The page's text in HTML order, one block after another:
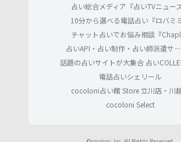
占い総合メディア『占いTVニュース
10分から選べる電話占い『ロバミ
チャット占いでお悩み相談『Chapli
占いAPI・占い制作・占い師派遣サ
話題の占いサイトが大集合 占い
電話占いシェリール
cocoloni占い館 Store 立川店・川
cocoloni Select